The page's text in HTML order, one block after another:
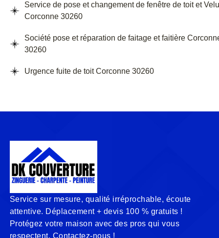
Service de pose et changement de fenêtre de toit et
Corconne 30260
Société pose et réparation de faitage et faitière
30260
Urgence fuite de toit Corconne 30260
Service sur mesure, qualité irréprochable, écoute
attentive. Déplacement + devis 100 % gratuits !
Protégez votre maison avec des pros qui vous
respectent. Contactez-nous !